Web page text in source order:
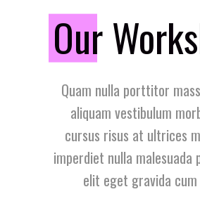
Our
Quam nulla porttitor
aliquam vestibulum
cursus risus at ultrices
imperdiet nulla malesuada
elit eget gravida cum